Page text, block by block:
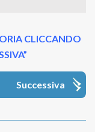
CLICCANDO
Successiva